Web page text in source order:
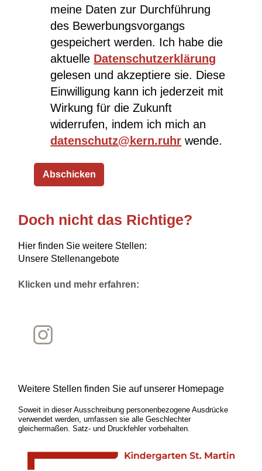
meine Daten zur Durchführung
des Bewerbungsvorgangs
gespeichert werden. Ich habe die
aktuelle Datenschutzerklärung
gelesen und akzeptiere sie. Diese
Einwilligung kann ich jederzeit mit
Wirkung für die Zukunft
widerrufen, indem ich mich an
datenschutz@kern.ruhr wende.
Doch nicht das Richtige?
Hier finden Sie weitere Stellen:
Unsere Stellenangebote
Klicken und mehr erfahren:
Weitere Stellen finden Sie auf unserer Homepage
Soweit in dieser Ausschreibung personenbezogene Ausdrücke
verwendet werden, umfassen sie alle Geschlechter
gleichermaßen. Satz- und Druckfehler vorbehalten.